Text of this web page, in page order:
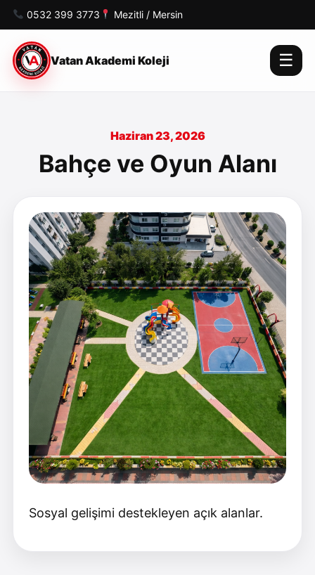
0532 399 3773 Mezitli / Mersin
Vatan Akademi Koleji ☰
Haziran 23, 2026
Bahçe ve Oyun Alanı
Sosyal gelişimi destekleyen açık alanlar.